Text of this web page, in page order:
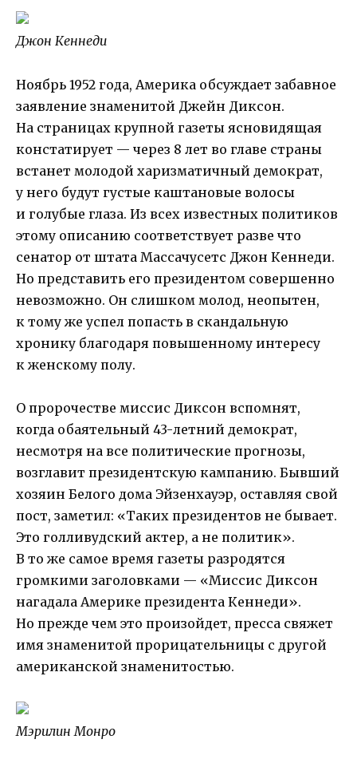
Джон Кеннеди
Ноябрь 1952 года, Америка обсуждает забавное
заявление знаменитой Джейн Диксон.
На страницах крупной газеты ясновидящая
констатирует — через 8 лет во главе страны
встанет молодой харизматичный демократ,
у него будут густые каштановые волосы
и голубые глаза. Из всех известных политиков
этому описанию соответствует разве что
сенатор от штата Массачусетс Джон Кеннеди.
Но представить его президентом совершенно
невозможно. Он слишком молод, неопытен,
к тому же успел попасть в скандальную
хронику благодаря повышенному интересу
к женскому полу.
О пророчестве миссис Диксон вспомнят,
когда обаятельный 43-летний демократ,
несмотря на все политические прогнозы,
возглавит президентскую кампанию. Бывший
хозяин Белого дома Эйзенхауэр, оставляя свой
пост, заметил: «Таких президентов не бывает.
Это голливудский актер, а не политик».
В то же самое время газеты разродятся
громкими заголовками — «Миссис Диксон
нагадала Америке президента Кеннеди».
Но прежде чем это произойдет, пресса свяжет
имя знаменитой прорицательницы с другой
американской знаменитостью.
Мэрилин Монро